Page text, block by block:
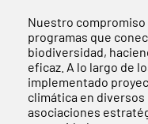
Nuestro
programas que
biodiversidad,
eficaz. A lo largo de
implementado
climática en
asociaciones